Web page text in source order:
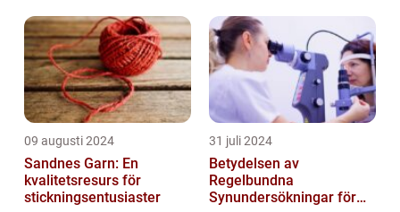
09 augusti 2024
Sandnes Garn: En
kvalitetsresurs för
stickningsentusiaster
31 juli 2024
Betydelsen av
Regelbundna
Synundersökningar för